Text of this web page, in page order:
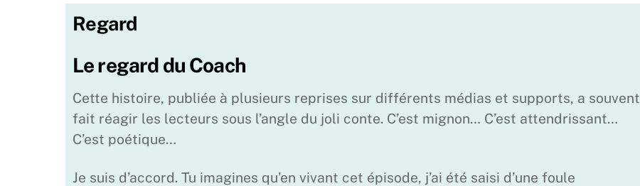
Regard
Le regard du Coach
Cette histoire, publiée à plusieurs reprises sur différents médias et supports, a souvent
fait réagir les lecteurs sous l’angle du joli conte. C’est mignon… C’est attendrissant…
C’est poétique…
Je suis d’accord. Tu imagines qu’en vivant cet épisode, j’ai été saisi d’une foule